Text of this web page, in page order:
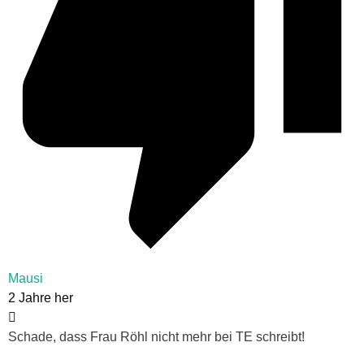
Mausi
2 Jahre her
Schade, dass Frau Röhl nicht mehr bei TE schreibt!